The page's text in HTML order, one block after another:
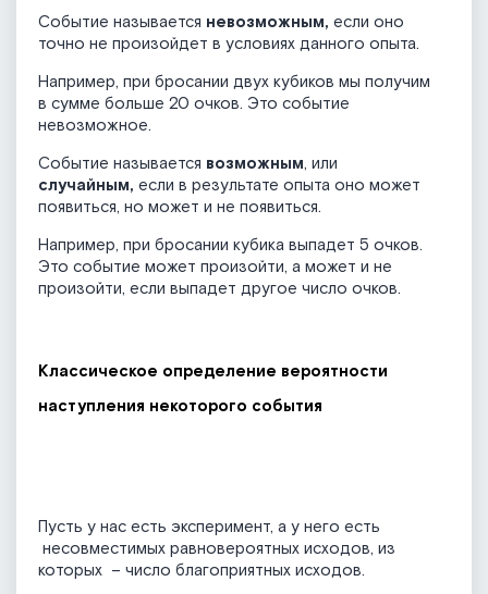
Событие называется невозможным, если оно
точно не произойдет в условиях данного опыта.
Например, при бросании двух кубиков мы получим
в сумме больше 20 очков. Это событие
невозможное.
Событие называется возможным, или
случайным, если в результате опыта оно может
появиться, но может и не появиться.
Например, при бросании кубика выпадет 5 очков.
Это событие может произойти, а может и не
произойти, если выпадет другое число очков.
Классическое определение вероятности
наступления некоторого события
Пусть у нас есть эксперимент, а у него есть
несовместимых равновероятных исходов, из
которых – число благоприятных исходов.